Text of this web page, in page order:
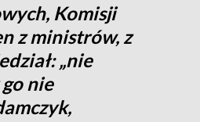
Komisji
z ministrów, z
„nie
nie